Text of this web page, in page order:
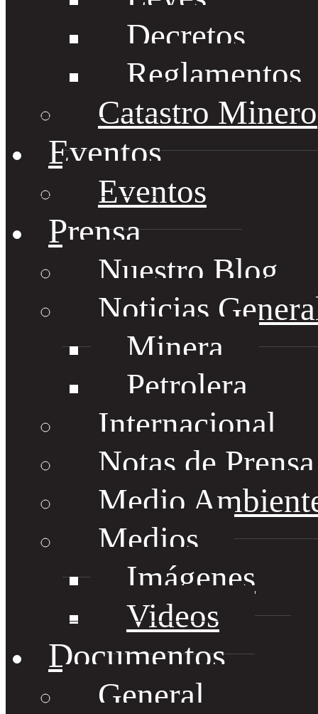
Decretos
Reglamentos
Catastro Minero
Eventos
Eventos
Prensa
Nuestro Blog
Noticias
Minera
Petrolera
Internacional
Notas de
Medio
Medios
Imágenes
Videos
Documentos
General